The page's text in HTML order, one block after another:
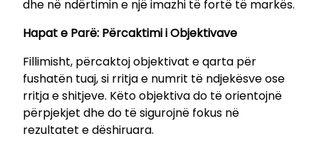
i
p
r
B
i
z
n
dhe në ndërtimin e një imazhi të fortë të markës.
Hapat e Parë: Përcaktimi i Objektivave
Fillimisht, përcaktoj objektivat e qarta për
fushatën tuaj, si rritja e numrit të ndjekësve ose
rritja e shitjeve. Këto objektiva do të orientojnë
përpjekjet dhe do të sigurojnë fokus në
rezultatet e dëshiruara.